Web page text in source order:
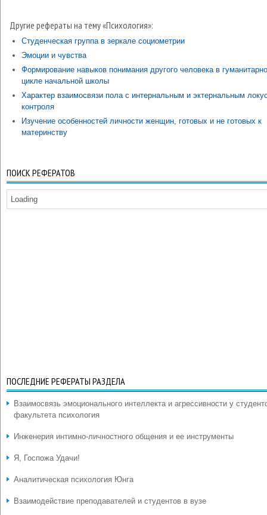
Другие рефераты на тему «Психология»:
Студенческая группа в зеркале социометрии
Эмоции и чувства
Формирование навыков понимания другого человека в
цикле начальной школы
Характер взаимосвязи пола с интернальным и эктернальным
контроля
Изучение особенностей личности женщин, готовых и не готовых к
материнству
ПОИСК РЕФЕРАТОВ
Loading
ПОСЛЕДНИЕ РЕФЕРАТЫ РАЗДЕЛА
Взаимосвязь эмоционального интеллекта и агрессивности у
факультета психология
Инженерия интимно-личностного общения и ее инструменты
Я, Госпожа Удачи!
Аналитическая психология Юнга
Взаимодействие преподавателей и студентов в вузе